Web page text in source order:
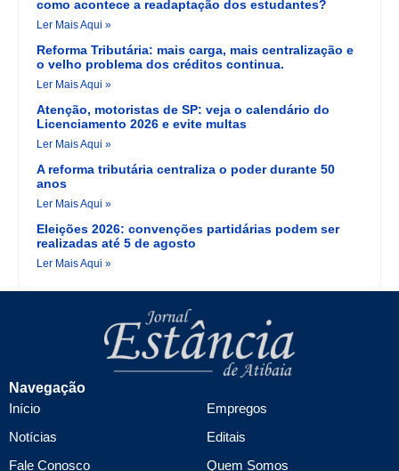
como acontece a readaptação dos estudantes?
Ler Mais Aqui »
Reforma Tributária: mais carga, mais centralização e
o velho problema dos créditos continua.
Ler Mais Aqui »
Atenção, motoristas de SP: veja o calendário do
Licenciamento 2026 e evite multas
Ler Mais Aqui »
A reforma tributária centraliza o poder durante 50
anos
Ler Mais Aqui »
Eleições 2026: convenções partidárias podem ser
realizadas até 5 de agosto
Ler Mais Aqui »
Navegação
Início
Notícias
Fale Conosco
Empregos
Editais
Quem Somos